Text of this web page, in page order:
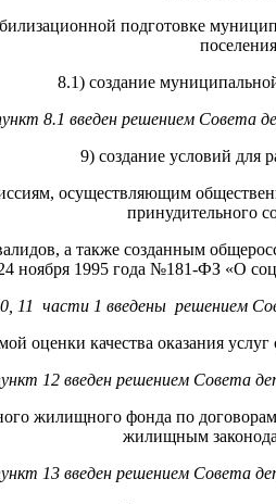
подготовке
8.1) создание
8.1 введен решением Совета
9) создание условий для
осуществляющим
принудительного
а также созданным
ноября 1995 года №181-ФЗ «О
11 части 1 введены решением
оценки качества оказания
12 введен решением Совета
жилищного фонда по
жилищным
13 введен решением Совета